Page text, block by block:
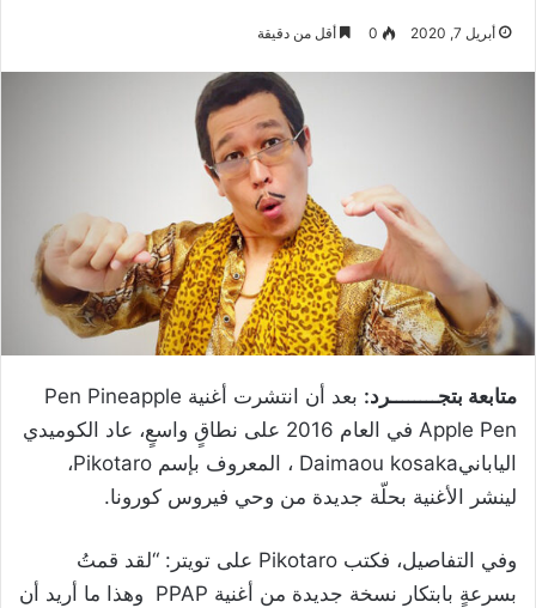
أبريل 7, 2020 0 أقل من دقيقة
متابعة بتجــــــــرد:
بعد أن انتشرت أغنية Pen Pineapple
Apple Pen في العام 2016 على نطاقٍ واسعٍ، عاد الكوميدي
اليابانيDaimaou kosaka ، المعروف بإسم Pikotaro،
لينشر الأغنية بحلّة جديدة من وحي فيروس كورونا.
وفي التفاصيل، فكتب Pikotaro على تويتر: “لقد قمتُ
بسرعةٍ بابتكار نسخة جديدة من أغنية PPAP وهذا ما أريد أن